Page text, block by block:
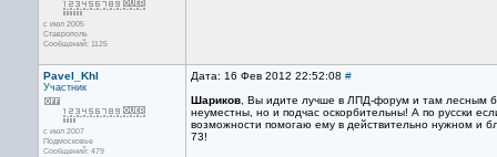
с июл 2005
Ставрополь
Сообщений: 1125
Pavel_Khl
Участник
с июл 2007
Подмосковье
Сообщений: 479
Дата: 16 Фев 2012 22:52:08 #
Шариков , Вы идите лучше в ЛПД-форум и там лесным
неуместны, но и подчас оскорбительны! А по русски
возможности помогаю ему в действительно нужном и
73!